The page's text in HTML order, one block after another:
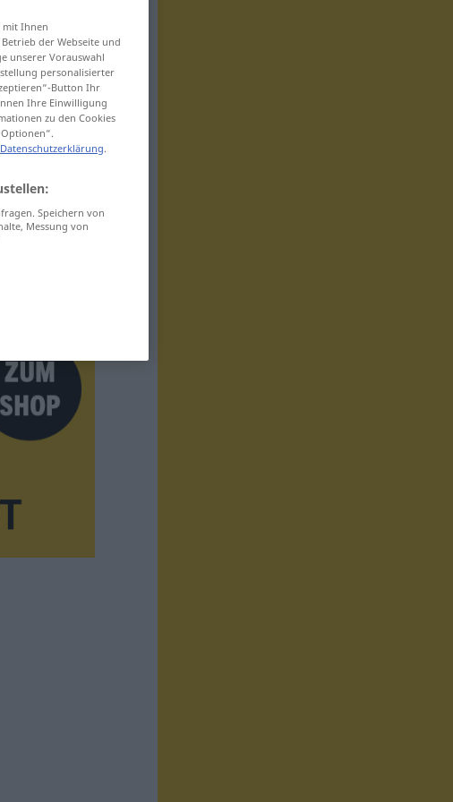
mit Ihnen
der Webseite und
unserer Vorauswahl
personalisierter
Button Ihr
Ihre Einwilligung
zu den Cookies
Datenschutzerklärung.
Speichern von
Messung von